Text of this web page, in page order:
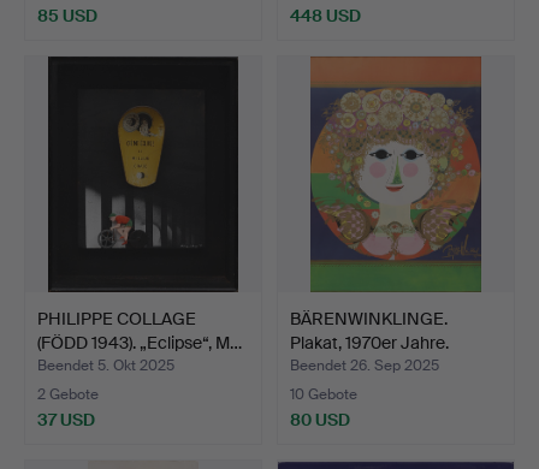
85 USD 448 USD
PHILIPPE COLLAGE
(FÖDD 1943). „Eclipse“, M…
Beendet 5. Okt 2025
2 Gebote
37 USD
BÄRENWINKLINGE.
Plakat, 1970er Jahre.
Beendet 26. Sep 2025
10 Gebote
80 USD